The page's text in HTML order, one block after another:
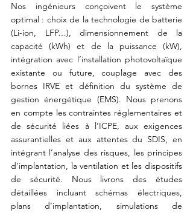
Nos ingénieurs conçoivent le système
optimal : choix de la technologie de batterie
(Li-ion, LFP…), dimensionnement de la
capacité (kWh) et de la puissance (kW),
intégration avec l’installation photovoltaïque
existante ou future, couplage avec des
bornes IRVE et définition du système de
gestion énergétique (EMS). Nous prenons
en compte les contraintes réglementaires et
de sécurité liées à l’ICPE, aux exigences
assurantielles et aux attentes du SDIS, en
intégrant l’analyse des risques, les principes
d’implantation, la ventilation et les dispositifs
de sécurité. Nous livrons des études
détaillées incluant schémas électriques,
plans d’implantation, simulations de